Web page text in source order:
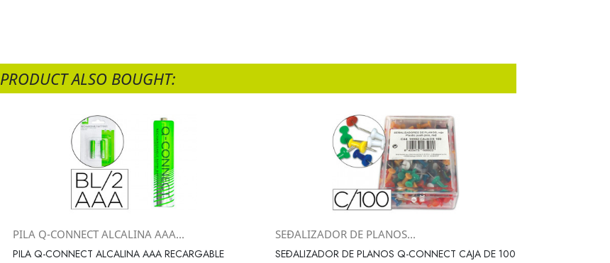
PRODUCT ALSO BOUGHT:
 Vista rápida
PILA Q-CONNECT ALCALINA AAA...
PILA Q-CONNECT ALCALINA AAA RECARGABLE
Vista rápida
SEÐALIZADOR DE PLANOS...
SEÐALIZADOR DE PLANOS Q-CONNECT CAJA DE 100